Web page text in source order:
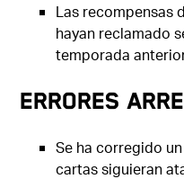
Las recompensas
hayan reclamado
temporada
ERRORES
Se ha corregido
cartas siguieran